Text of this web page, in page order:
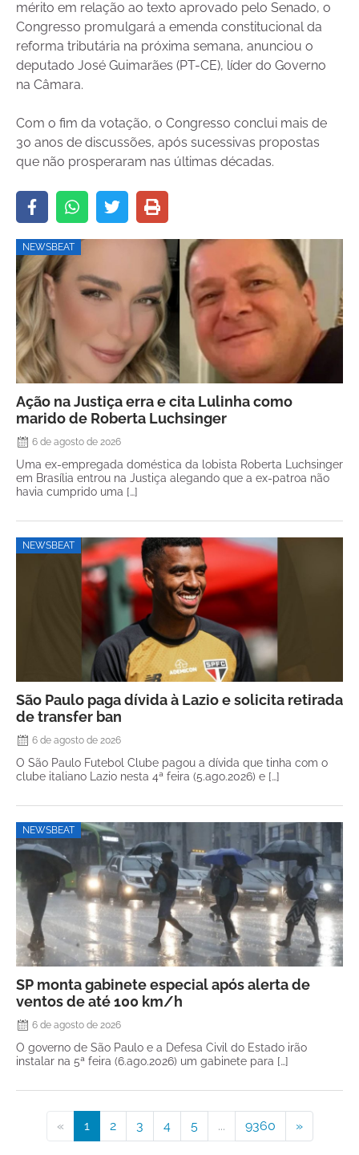
mérito em relação ao texto aprovado pelo Senado, o
Congresso promulgará a emenda constitucional da
reforma tributária na próxima semana, anunciou o
deputado José Guimarães (PT-CE), líder do Governo
na Câmara.
Com o fim da votação, o Congresso conclui mais de
30 anos de discussões, após sucessivas propostas
que não prosperaram nas últimas décadas.
NEWSBEAT
Ação na Justiça erra e cita Lulinha como
marido de Roberta Luchsinger
6 de agosto de 2026
Uma ex-empregada doméstica da lobista Roberta Luchsinger
em Brasília entrou na Justiça alegando que a ex-patroa não
havia cumprido uma […]
NEWSBEAT
São Paulo paga dívida à Lazio e solicita retirada
de transfer ban
6 de agosto de 2026
O São Paulo Futebol Clube pagou a dívida que tinha com o
clube italiano Lazio nesta 4ª feira (5.ago.2026) e […]
NEWSBEAT
SP monta gabinete especial após alerta de
ventos de até 100 km/h
6 de agosto de 2026
O governo de São Paulo e a Defesa Civil do Estado irão
instalar na 5ª feira (6.ago.2026) um gabinete para […]
« 1 2 3 4 5 ... 9360 »